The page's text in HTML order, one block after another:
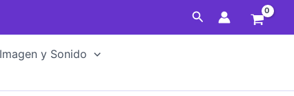
Buscar
Imagen y Sonido
cantidad